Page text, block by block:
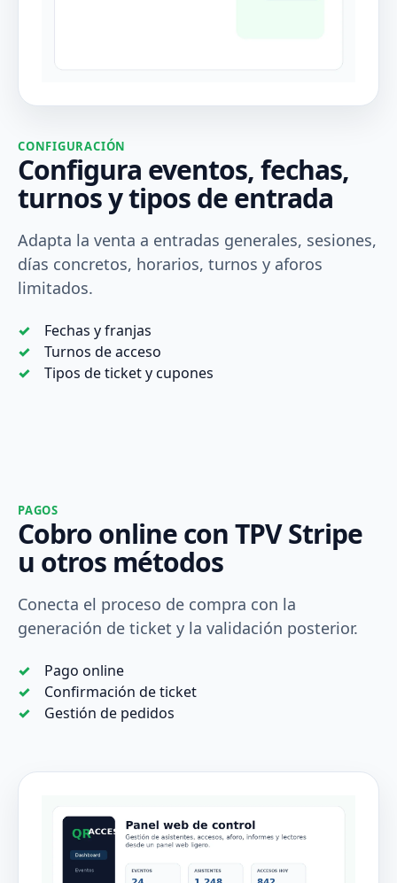
CONFIGURACIÓN
Configura eventos, fechas,
turnos y tipos de entrada
Adapta la venta a entradas generales, sesiones,
días concretos, horarios, turnos y aforos
limitados.
Fechas y franjas
Turnos de acceso
Tipos de ticket y cupones
PAGOS
Cobro online con TPV Stripe
u otros métodos
Conecta el proceso de compra con la
generación de ticket y la validación posterior.
Pago online
Confirmación de ticket
Gestión de pedidos